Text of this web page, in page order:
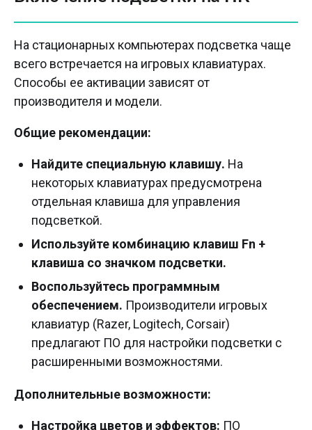
На стационарных компьютерах подсветка чаще
всего встречается на игровых клавиатурах.
Способы ее активации зависят от
производителя и модели.
Общие рекомендации:
Найдите специальную клавишу. На
некоторых клавиатурах предусмотрена
отдельная клавиша для управления
подсветкой.
Используйте комбинацию клавиш Fn +
клавиша со значком подсветки.
Воспользуйтесь программным
обеспечением. Производители игровых
клавиатур (Razer, Logitech, Corsair)
предлагают ПО для настройки подсветки с
расширенными возможностями.
Дополнительные возможности:
Настройка цветов и эффектов: ПО